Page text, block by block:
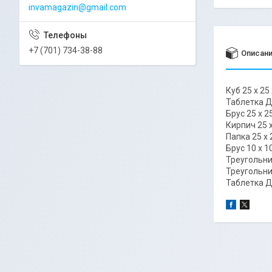
Куб 25 х
Таблетка
Брус 25 х
Кирпич 25
Папка 25 х
Брус 10 х
Таблетка
invamagazin@gmail.com
+7 (701) 734-38-88